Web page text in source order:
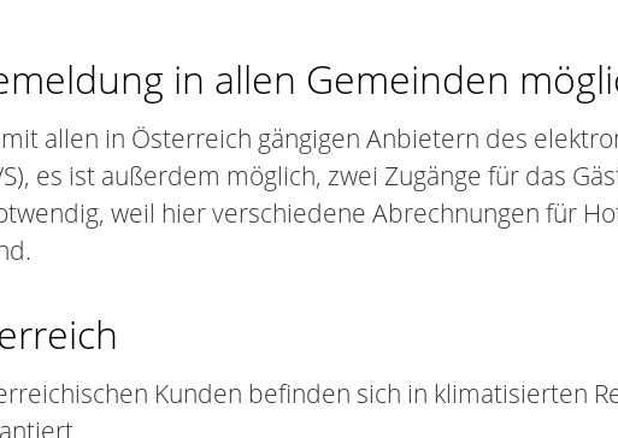
in allen Gemeinden
allen in Österreich gängigen Anbietern des
es ist außerdem möglich, zwei Zugänge für das
weil hier verschiedene Abrechnungen für
Kunden befinden sich in klimatisierten